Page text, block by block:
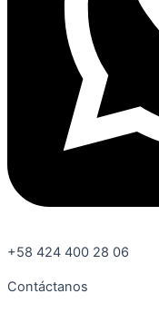
+58 424 400 28 06
Contáctanos